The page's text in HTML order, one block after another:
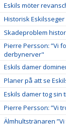
Eskils möter
Historisk
Skadeproblem
Pierre Persson: ”Vi
derbynerver"
Eskils damer
Planer på att se
Eskils damer tog sin
Pierre Persson: ”Vi
Älmhultstränaren